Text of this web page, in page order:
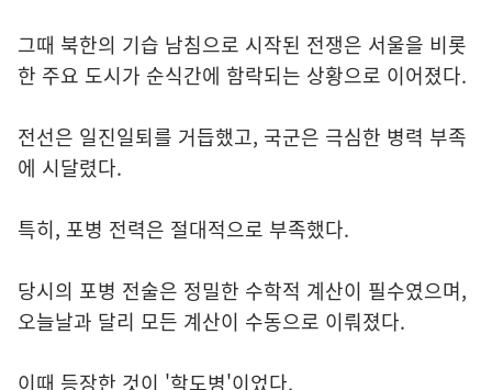
그때 북한의 기습 남침으로 시작된 전쟁은 서울을 비롯
한 주요 도시가 순식간에 함락되는 상황으로 이어졌다.
전선은 일진일퇴를 거듭했고, 국군은 극심한 병력 부족
에 시달렸다.
특히, 포병 전력은 절대적으로 부족했다.
당시의 포병 전술은 정밀한 수학적 계산이 필수였으며,
오늘날과 달리 모든 계산이 수동으로 이뤄졌다.
이때 등장한 것이 '학도병'이었다.